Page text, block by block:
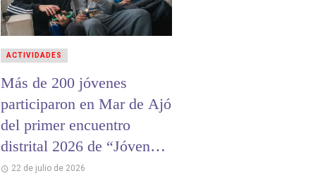
Más de 200 jóvenes
participaron en Mar de Ajó
del primer encuentro
distrital 2026 de “Jóvenes
y Memoria”
22 de julio de 2026
ACTIVIDADES